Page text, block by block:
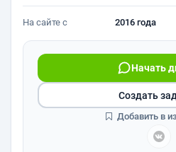
На сайте с 2016 года
Начать
Создать
Добавить в